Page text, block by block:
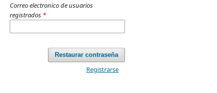
Correo electronico de usuarios
registrados *
Restaurar contraseña
Registrarse